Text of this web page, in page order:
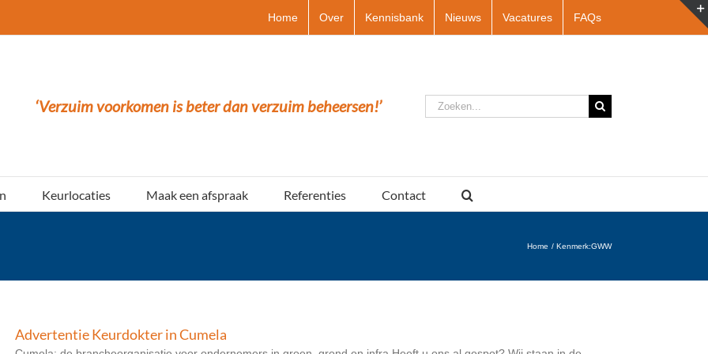
Home Over Kennisbank Nieuws Vacatures FAQs
‘Verzuim voorkomen is beter dan verzuim beheersen!’
Zoeken
naar:
Keurlocaties Maak een afspraak Referenties Contact
Home Kenmerk:GWW
Advertentie Keurdokter in Cumela